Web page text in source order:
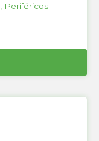
, Periféricos